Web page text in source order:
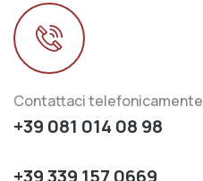
Contattaci telefonicamente
+39 081 014 08 98